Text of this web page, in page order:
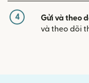
4 Gửi và theo
và theo dõi